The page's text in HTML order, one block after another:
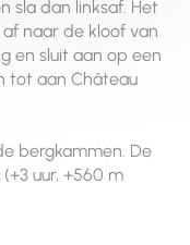
sla dan linksaf. Het
naar de kloof van
en sluit aan op een
tot aan Château
bergkammen. De
uur, +560 m